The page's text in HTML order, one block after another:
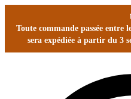
Toute commande passée entre
sera expédiée à partir du 3